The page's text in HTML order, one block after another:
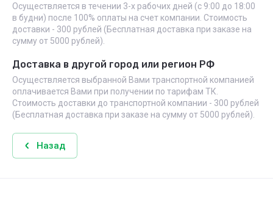
Осуществляется в течении 3-х рабочих дней (с 9:00 до 18:00
в будни) после 100% оплаты на счет компании. Стоимость
доставки - 300 рублей (Бесплатная доставка при заказе на
сумму от 5000 рублей).
Доставка в другой город или регион РФ
Осуществляется выбранной Вами транспортной компанией
оплачивается Вами при получении по тарифам ТК.
Стоимость доставки до транспортной компании - 300 рублей
(Бесплатная доставка при заказе на сумму от 5000 рублей).
Назад